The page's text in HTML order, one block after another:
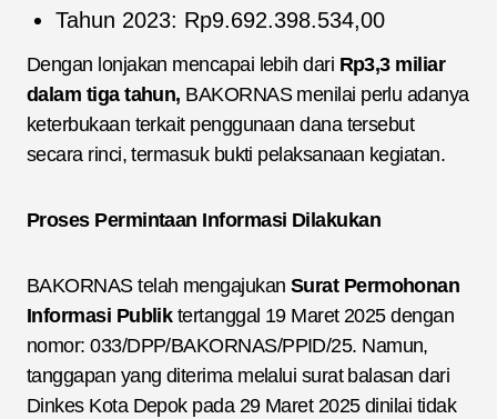
Tahun 2023: Rp9.692.398.534,00
Dengan lonjakan mencapai lebih dari Rp3,3 miliar
dalam tiga tahun, BAKORNAS menilai perlu adanya
keterbukaan terkait penggunaan dana tersebut
secara rinci, termasuk bukti pelaksanaan kegiatan.
Proses Permintaan Informasi Dilakukan
BAKORNAS telah mengajukan Surat Permohonan
Informasi Publiktertanggal 19 Maret 2025 dengan
nomor: 033/DPP/BAKORNAS/PPID/25. Namun,
tanggapan yang diterima melalui surat balasan dari
Dinkes Kota Depok pada 29 Maret 2025 dinilai tidak